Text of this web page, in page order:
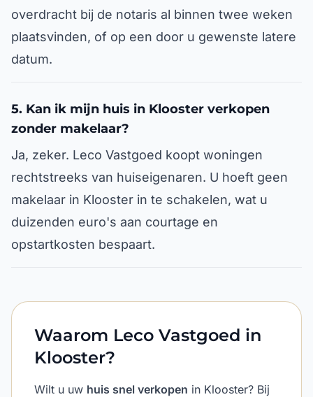
overdracht bij de notaris al binnen twee weken
plaatsvinden, of op een door u gewenste latere
datum.
5. Kan ik mijn huis in Klooster verkopen
zonder makelaar?
Ja, zeker. Leco Vastgoed koopt woningen
rechtstreeks van huiseigenaren. U hoeft geen
makelaar in Klooster in te schakelen, wat u
duizenden euro's aan courtage en
opstartkosten bespaart.
Waarom Leco Vastgoed in
Klooster?
Wilt u uw huis snel verkopen in Klooster? Bij